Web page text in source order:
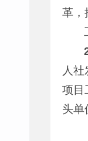
革，
人
项目
头单